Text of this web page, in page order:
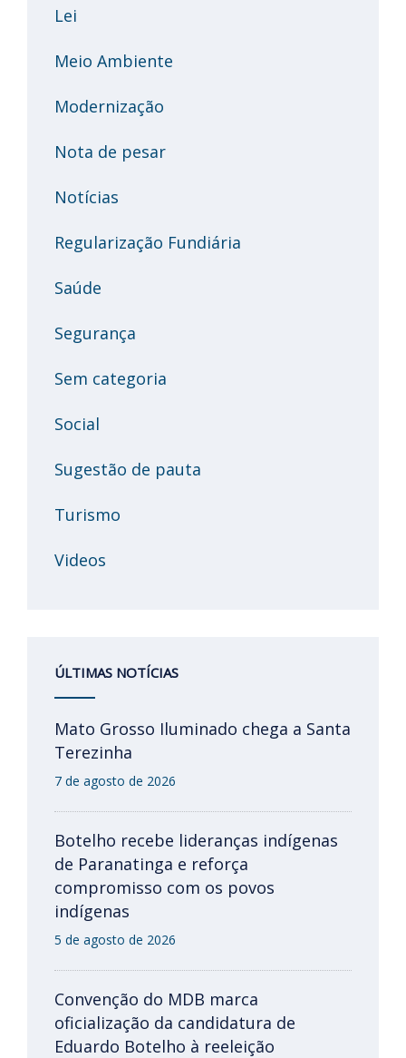
Lei
Meio Ambiente
Modernização
Nota de pesar
Notícias
Regularização Fundiária
Saúde
Segurança
Sem categoria
Social
Sugestão de pauta
Turismo
Videos
ÚLTIMAS NOTÍCIAS
Mato Grosso Iluminado chega a Santa
Terezinha
7 de agosto de 2026
Botelho recebe lideranças indígenas
de Paranatinga e reforça
compromisso com os povos
indígenas
5 de agosto de 2026
Convenção do MDB marca
oficialização da candidatura de
Eduardo Botelho à reeleição